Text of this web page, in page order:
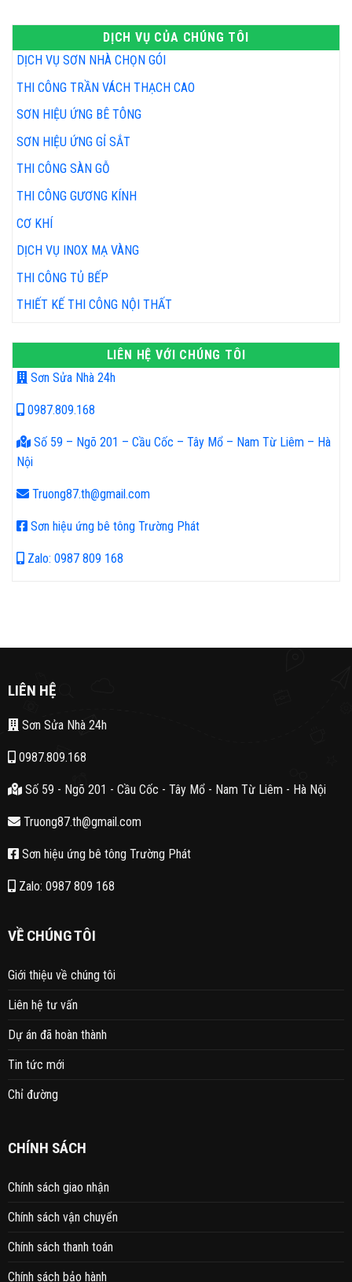
DỊCH VỤ CỦA CHÚNG TÔI
DỊCH VỤ SƠN NHÀ CHỌN GÓI
THI CÔNG TRẦN VÁCH THẠCH CAO
SƠN HIỆU ỨNG BÊ TÔNG
SƠN HIỆU ỨNG GỈ SẮT
THI CÔNG SÀN GỖ
THI CÔNG GƯƠNG KÍNH
CƠ KHÍ
DỊCH VỤ INOX MẠ VÀNG
THI CÔNG TỦ BẾP
THIẾT KẾ THI CÔNG NỘI THẤT
LIÊN HỆ VỚI CHÚNG TÔI
Sơn Sửa Nhà 24h
0987.809.168
Số 59 – Ngõ 201 – Cầu Cốc – Tây Mổ – Nam Từ Liêm – Hà
Nội
Truong87.th@gmail.com
Sơn hiệu ứng bê tông Trường Phát
Zalo: 0987 809 168
LIÊN HỆ
Sơn Sửa Nhà 24h
0987.809.168
Số 59 - Ngõ 201 - Cầu Cốc - Tây Mổ - Nam Từ Liêm - Hà Nội
Truong87.th@gmail.com
Sơn hiệu ứng bê tông Trường Phát
Zalo: 0987 809 168
VỀ CHÚNG TÔI
Giới thiệu về chúng tôi
Liên hệ tư vấn
Dự án đã hoàn thành
Tin tức mới
Chỉ đường
CHÍNH SÁCH
Chính sách giao nhận
Chính sách vận chuyển
Chính sách thanh toán
Chính sách bảo hành